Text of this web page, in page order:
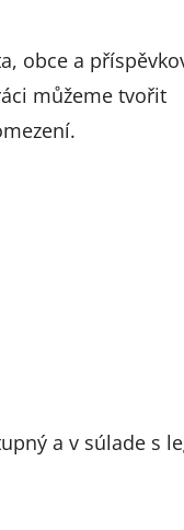
obce a
můžeme tvořit
a v súlade s